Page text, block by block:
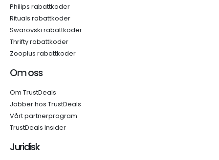
Philips rabattkoder
Rituals rabattkoder
Swarovski rabattkoder
Thrifty rabattkoder
Zooplus rabattkoder
Om oss
Om TrustDeals
Jobber hos TrustDeals
Vårt partnerprogram
TrustDeals Insider
Juridisk